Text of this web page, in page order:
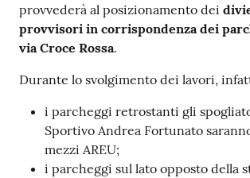
provvederà al posizionamento dei
provvisori in corrispondenza dei
via Croce Rossa.
Durante lo svolgimento dei lavori,
i parcheggi retrostanti gli
Sportivo Andrea Fortunato
mezzi AREU;
i parcheggi sul lato opposto della